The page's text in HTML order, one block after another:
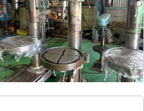
メーカー 吉良
形 式KRTG-540
年 式-